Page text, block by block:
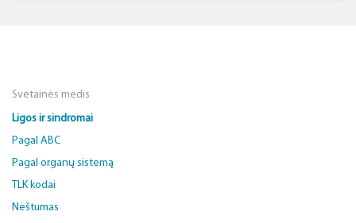
Svetainės medis
Ligos ir sindromai
Pagal ABC
Pagal organų sistemą
TLK kodai
Nėštumas